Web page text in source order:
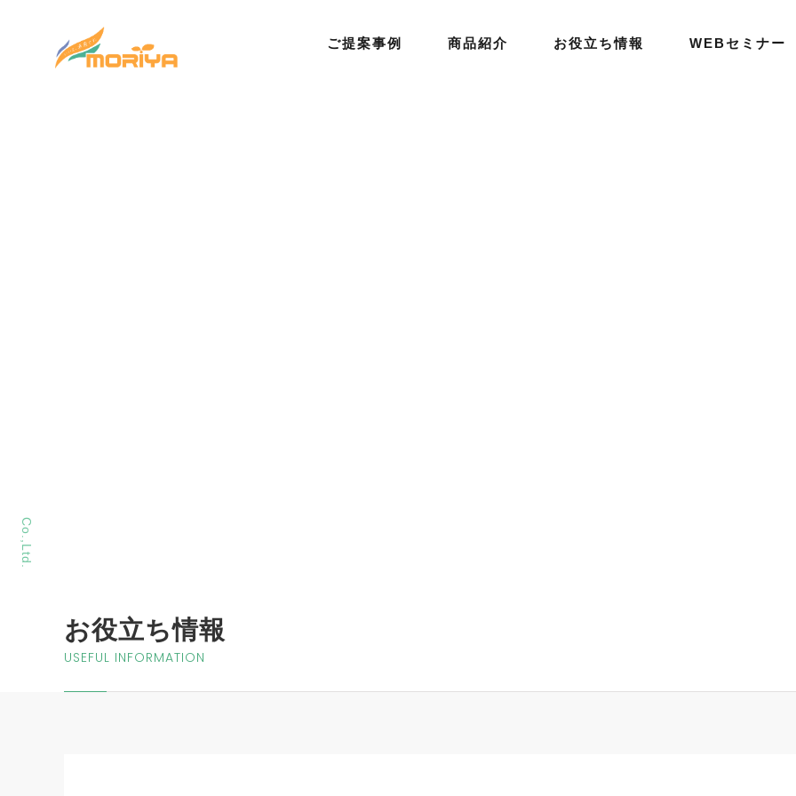
ご提案事例 商品紹介 お役立ち情報 WEBセミナー
Co.,Ltd.
お役立ち情報
USEFUL INFORMATION